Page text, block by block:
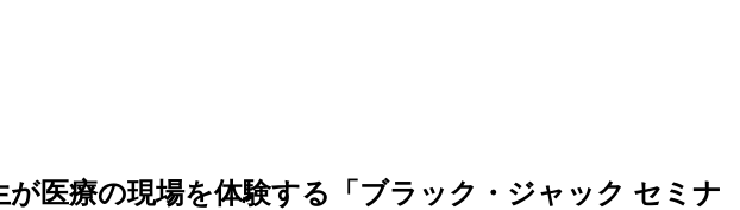
医療の現場を体験する「ブラック・ジャック セミナ